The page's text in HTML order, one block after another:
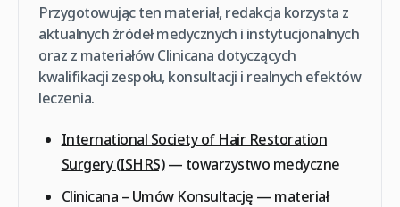
Przygotowując ten materiał, redakcja korzysta z
aktualnych źródeł medycznych i instytucjonalnych
oraz z materiałów Clinicana dotyczących
kwalifikacji zespołu, konsultacji i realnych efektów
leczenia.
International Society of Hair Restoration
Surgery (ISHRS)— towarzystwo medyczne
Clinicana – Umów Konsultację — materiał